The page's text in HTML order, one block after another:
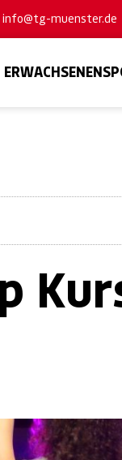
info@tg-muenster.de